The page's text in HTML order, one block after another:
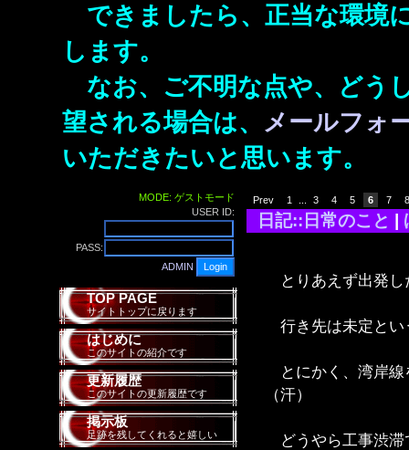
できましたら、正当な環境
します。
なお、ご不明な点や、どう
望される場合は、 メールフォ
いただきたいと思います。
MODE: ゲストモード
USER ID:
PASS:
ADMIN
TOP PAGE
サイトトップに戻ります
はじめに
このサイトの紹介です
更新履歴
このサイトの更新履歴です
掲示板
足跡を残してくれると嬉しい
Prev 1 3 4 5 6 7 8
日記::日常のこと
とりあえず出発し
行き先は未定とい
とにかく、湾岸線
（汗）
どうやら工事渋滞